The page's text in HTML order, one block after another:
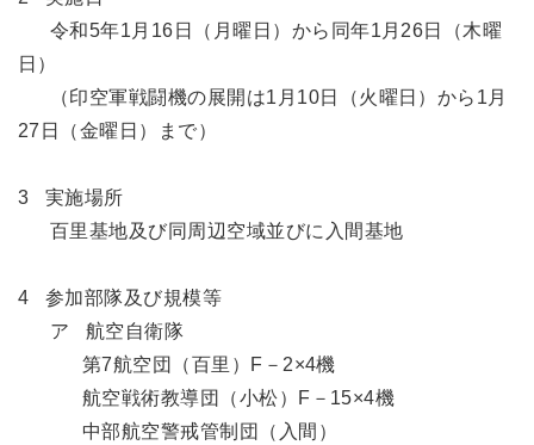
令和5年1月16日（月曜日）から同年1月26日（木曜
日）
（印空軍戦闘機の展開は1月10日（火曜日）から1月
27日（金曜日）まで）
3 実施場所
百里基地及び同周辺空域並びに入間基地
4 参加部隊及び規模等
ア 航空自衛隊
第7航空団（百里）F－2×4機
航空戦術教導団（小松）F－15×4機
中部航空警戒管制団（入間）